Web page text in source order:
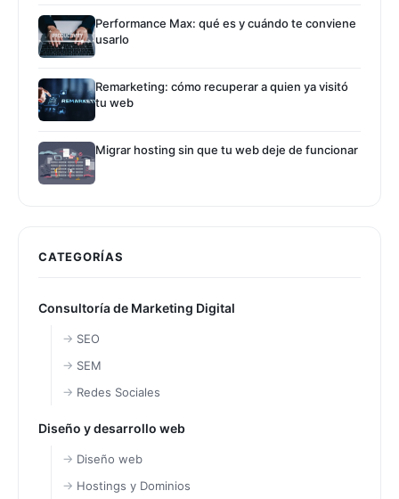
Performance Max: qué es y cuándo te conviene
usarlo
Remarketing: cómo recuperar a quien ya visitó
tu web
Migrar hosting sin que tu web deje de funcionar
CATEGORÍAS
Consultoría de Marketing Digital
SEO
SEM
Redes Sociales
Diseño y desarrollo web
Diseño web
Hostings y Dominios